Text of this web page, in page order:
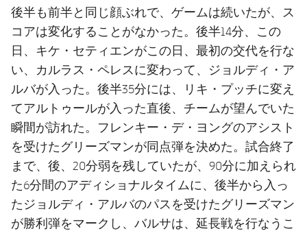
後半も前半と同じ顔ぶれで、ゲームは続いたが、ス
コアは変化することがなかった。後半14分、この
日、キケ・セティエンがこの日、最初の交代を行な
い、カルラス・ペレスに変わって、ジョルディ・ア
ルバが入った。後半35分には、リキ・プッチに変え
てアルトゥールが入った直後、チームが望んでいた
瞬間が訪れた。フレンキー・デ・ヨングのアシスト
を受けたグリーズマンが同点弾を決めた。試合終了
まで、後、20分弱を残していたが、90分に加えられ
た6分間のアディショナルタイムに、後半から入っ
たジョルディ・アルバのパスを受けたグリーズマン
が勝利弾をマークし、バルサは、延長戦を行なうこ